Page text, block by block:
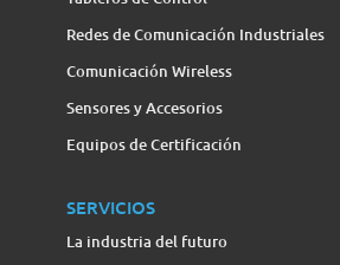
Redes de Comunicación Industriales
Comunicación Wireless
Sensores y Accesorios
Equipos de Certificación
SERVICIOS
La industria del futuro